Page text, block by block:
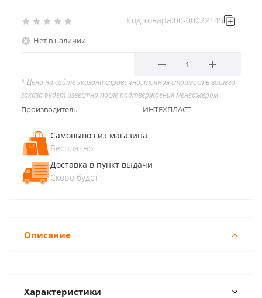
Нет в наличии
Код товара:00-00022145
* Цена на сайте указана справочно, точная стоимость вашего
заказа будет известна после подтверждения менеджером
Производитель ИНТЕХПЛАСТ
Самовывоз из магазина
Бесплатно
Доставка в пункт выдачи
Скоро будет
Описание
Характеристики